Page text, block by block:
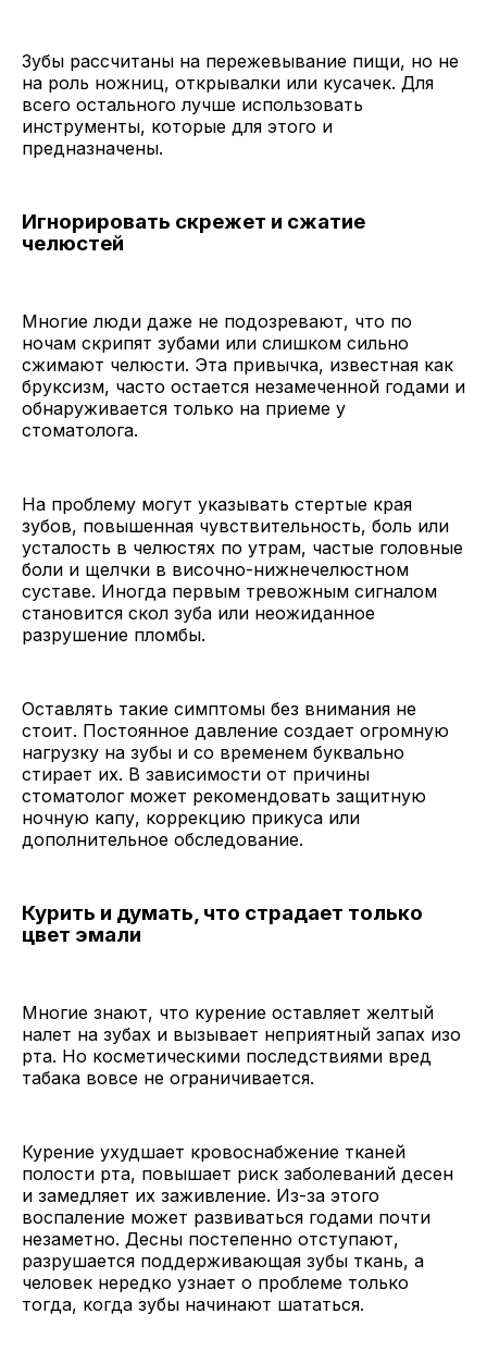
Зубы рассчитаны на пережевывание пищи, но не
на роль ножниц, открывалки или кусачек. Для
всего остального лучше использовать
инструменты, которые для этого и
предназначены.
Игнорировать скрежет и сжатие
челюстей
Многие люди даже не подозревают, что по
ночам скрипят зубами или слишком сильно
сжимают челюсти. Эта привычка, известная как
бруксизм, часто остается незамеченной годами и
обнаруживается только на приеме у
стоматолога.
На проблему могут указывать стертые края
зубов, повышенная чувствительность, боль или
усталость в челюстях по утрам, частые головные
боли и щелчки в височно-нижнечелюстном
суставе. Иногда первым тревожным сигналом
становится скол зуба или неожиданное
разрушение пломбы.
Оставлять такие симптомы без внимания не
стоит. Постоянное давление создает огромную
нагрузку на зубы и со временем буквально
стирает их. В зависимости от причины
стоматолог может рекомендовать защитную
ночную капу, коррекцию прикуса или
дополнительное обследование.
Курить и думать, что страдает только
цвет эмали
Многие знают, что курение оставляет желтый
налет на зубах и вызывает неприятный запах изо
рта. Но косметическими последствиями вред
табака вовсе не ограничивается.
Курение ухудшает кровоснабжение тканей
полости рта, повышает риск заболеваний десен
и замедляет их заживление. Из-за этого
воспаление может развиваться годами почти
незаметно. Десны постепенно отступают,
разрушается поддерживающая зубы ткань, а
человек нередко узнает о проблеме только
тогда, когда зубы начинают шататься.